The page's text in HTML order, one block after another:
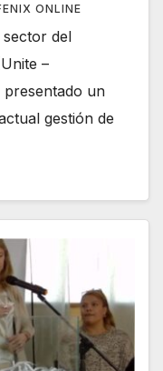
ONLINE
sector del
–
un
gestión de